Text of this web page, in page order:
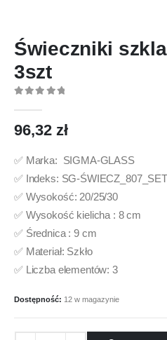
Świeczniki
3szt
96,32 zł
✅ Marka: SIGMA-GLASS
✅ Indeks: SG-
✅ Wysokość: 20/25/30
✅ Wysokość kielicha : 8 cm
✅ Średnica : 9 cm
✅ Materiał: Szkło
✅ Liczba elementów: 3
Dostępność: 12 w magazynie